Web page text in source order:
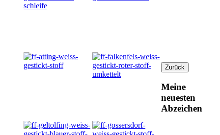
Meine
neuesten
Abzeichen